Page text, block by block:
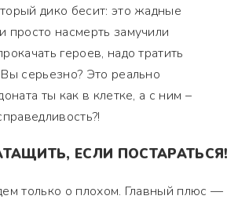
дико бесит: это жадные
просто насмерть замучили
героев, надо тратить
серьезно? Это реально
ты как в клетке, а с ним –
ЕСЛИ ПОСТАРАТЬСЯ!
только о плохом. Главный плюс —